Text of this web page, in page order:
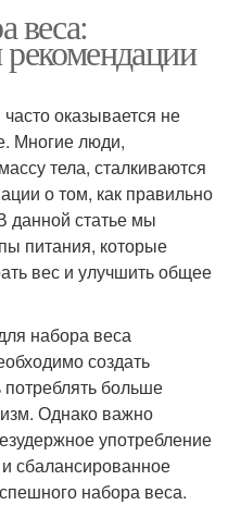
веса:
оказывается не
Многие люди,
тела, сталкиваются
о том, как правильно
данной статье мы
питания, которые
вес и улучшить общее
набора веса
создать
больше
Однако важно
употребление
сбалансированное
набора веса.